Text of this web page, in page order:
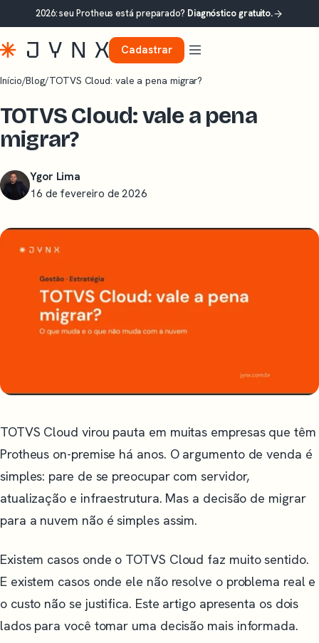
2026: seu Protheus está preparado? Diagnóstico gratuito.
Cadastrar
Início/Blog/TOTVS Cloud: vale a pena migrar?
TOTVS Cloud: vale a pena
migrar?
Ygor Lima
16 de fevereiro de 2026
TOTVS Cloud virou pauta em muitas empresas que têm
Protheus on-premise há anos. O argumento de venda é
simples: pare de se preocupar com servidor,
atualização e infraestrutura. Mas a decisão de migrar
para a nuvem não é simples assim.
Existem casos onde o TOTVS Cloud faz muito sentido.
E existem casos onde ele não resolve o problema real e
o custo não se justifica. Este artigo apresenta os dois
lados para você tomar uma decisão mais informada.